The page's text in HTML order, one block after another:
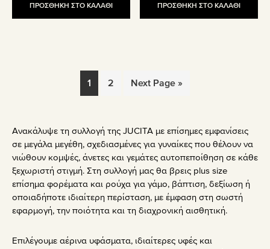
was:
29.90€.
τιμή
είναι:
ΠΡΟΣΘΗΚΗ ΣΤΟ ΚΑΛΑΘΙ
was:
29.90€.
τιμή
είναι:
ΠΡΟΣΘΗΚΗ ΣΤΟ ΚΑΛΑΘΙ
1 2 Next Page »
Ανακάλυψε τη συλλογή της JUCITA με επίσημες εμφανίσεις
σε μεγάλα μεγέθη, σχεδιασμένες για γυναίκες που θέλουν να
νιώθουν κομψές, άνετες και γεμάτες αυτοπεποίθηση σε κάθε
ξεχωριστή στιγμή. Στη συλλογή μας θα βρεις plus size
επίσημα φορέματα και ρούχα για γάμο, βάπτιση, δεξίωση ή
οποιαδήποτε ιδιαίτερη περίσταση, με έμφαση στη σωστή
εφαρμογή, την ποιότητα και τη διαχρονική αισθητική.
Επιλέγουμε αέρινα υφάσματα, ιδιαίτερες υφές και